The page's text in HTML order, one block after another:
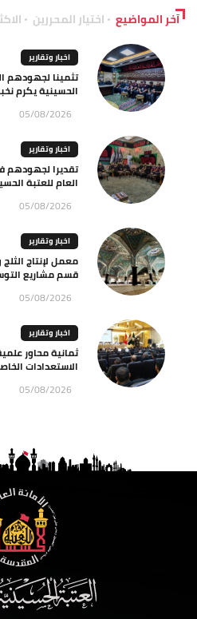
آخر المواضيع اختيار المحررين
اخبار وتقارير
تثمينا لجهودهم
الحسينية يكرم
05/08/2026
اخبار وتقارير
تقديرا لجهودهم
العام للعتبة
05/08/2026
اخبار وتقارير
معمل لإنتاج
قسم مشاريع
05/08/2026
اخبار وتقارير
ثمانية محاور
الاستعدادات
05/08/2026